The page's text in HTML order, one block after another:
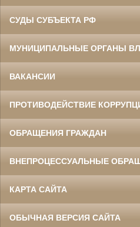
СУДЫ СУБЪЕКТА РФ
МУНИЦИПАЛЬНЫЕ ОРГАНЫ
ВАКАНСИИ
ПРОТИВОДЕЙСТВИЕ
ОБРАЩЕНИЯ ГРАЖДАН
ВНЕПРОЦЕССУАЛЬНЫЕ
КАРТА САЙТА
ОБЫЧНАЯ ВЕРСИЯ САЙТА